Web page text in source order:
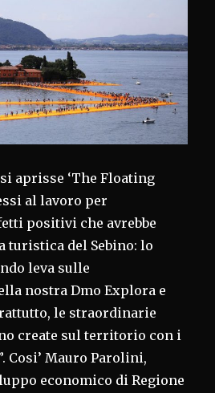
aprisse ‘The Floating
al lavoro per
positivi che avrebbe
turistica del Sebino: lo
leva sulle
nostra Dmo Explora e
le straordinarie
create sul territorio con i
Cosi’ Mauro Parolini,
economico di Regione